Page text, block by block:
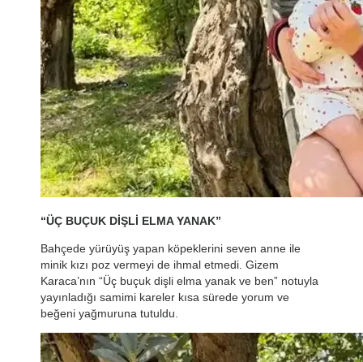
“ÜÇ BUÇUK DİŞLİ ELMA YANAK”
Bahçede yürüyüş yapan köpeklerini seven anne ile
minik kızı poz vermeyi de ihmal etmedi. Gizem
Karaca’nın “Üç buçuk dişli elma yanak ve ben” notuyla
yayınladığı samimi kareler kısa sürede yorum ve
beğeni yağmuruna tutuldu.